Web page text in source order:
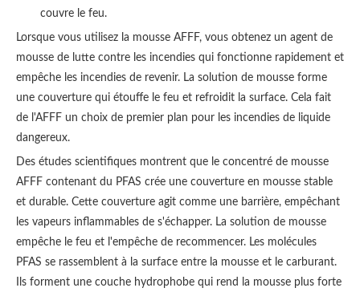
couvre le feu.
Lorsque vous utilisez la mousse AFFF, vous obtenez un agent de
mousse de lutte contre les incendies qui fonctionne rapidement et
empêche les incendies de revenir. La solution de mousse forme
une couverture qui étouffe le feu et refroidit la surface. Cela fait
de l'AFFF un choix de premier plan pour les incendies de liquide
dangereux.
Des études scientifiques montrent que le concentré de mousse
AFFF contenant du PFAS crée une couverture en mousse stable
et durable. Cette couverture agit comme une barrière, empêchant
les vapeurs inflammables de s'échapper. La solution de mousse
empêche le feu et l'empêche de recommencer. Les molécules
PFAS se rassemblent à la surface entre la mousse et le carburant.
Ils forment une couche hydrophobe qui rend la mousse plus forte